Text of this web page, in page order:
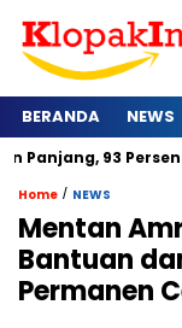
BERANDA NEWS
Persen Wilayah
Home / NEWS
Mentan
Bantuan
Permanen